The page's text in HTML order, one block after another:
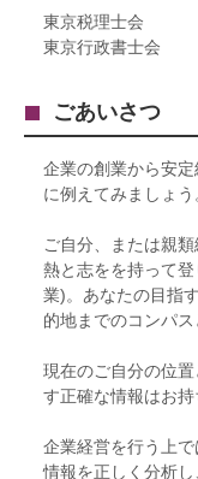
東京税理士会
東京行政書士会
ごあいさつ
企業の創業から安
に例えてみましょう
ご自分、または親
熱と志をを持って
業)。あなたの目指
的地までのコンパ
現在のご自分の位
す正確な情報はお
企業経営を行う上
情報を正しく分析